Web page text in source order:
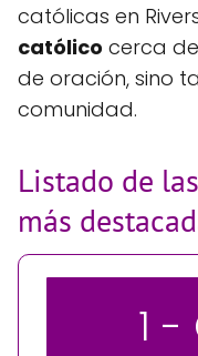
católicas en
católico cerca
de oración, sino
comunidad.
Listado de
más
1